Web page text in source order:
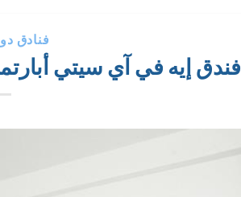
فنادق
فندق إيه في آي سيتي